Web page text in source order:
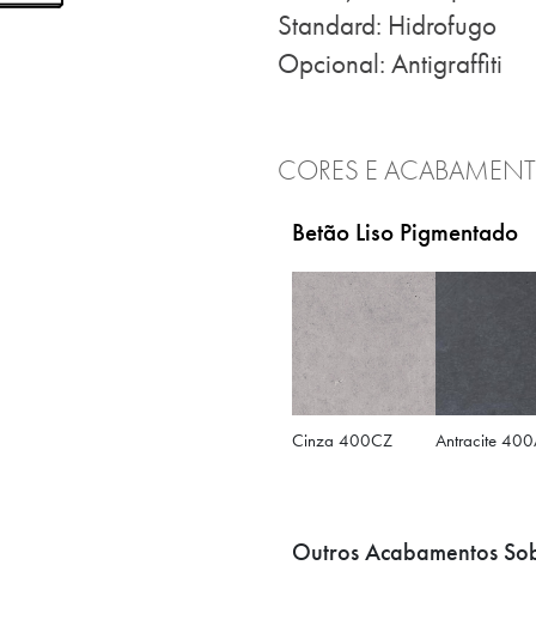
Standard: Hidrofugo
Opcional: Antigraffiti
CORES E
Betão Liso Pigmentado
Cinza 400CZ Antracite
Outros Acabamentos